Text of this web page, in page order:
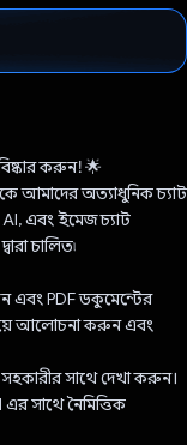
করুন! 🌟
আমাদের অত্যাধুনিক চ্যাট
AI, এবং ইমেজ চ্যাট
চালিত৷
এবং PDF ডকুমেন্টের
আলোচনা করুন এবং
সাথে দেখা করুন।
এর সাথে নৈমিত্তিক